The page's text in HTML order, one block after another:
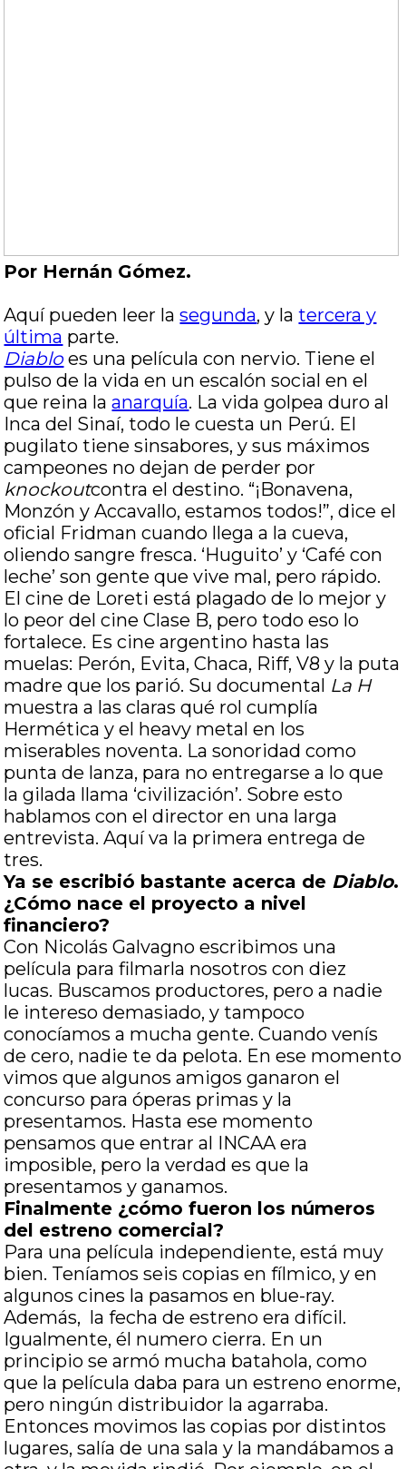
Por Hernán Gómez.
Aquí pueden leer lasegunda, y latercera y
última parte.
Diabloes una película con nervio. Tiene el
pulso de la vida en un escalón social en el
que reina laanarquía. La vida golpea duro al
Inca del Sinaí, todo le cuesta un Perú. El
pugilato tiene sinsabores, y sus máximos
campeones no dejan de perder por
knockoutcontra el destino. “¡Bonavena,
Monzón y Accavallo, estamos todos!”, dice el
oficial Fridman cuando llega a la cueva,
oliendo sangre fresca. ‘Huguito’ y ‘Café con
leche’ son gente que vive mal, pero rápido.
El cine de Loreti está plagado de lo mejor y
lo peor del cine Clase B, pero todo eso lo
fortalece. Es cine argentino hasta las
muelas: Perón, Evita, Chaca, Riff, V8 y la puta
madre que los parió. Su documental La H
muestra a las claras qué rol cumplía
Hermética y el heavy metal en los
miserables noventa. La sonoridad como
punta de lanza, para no entregarse a lo que
la gilada llama ‘civilización’. Sobre esto
hablamos con el director en una larga
entrevista. Aquí va la primera entrega de
tres.
Ya se escribió bastante acerca de Diablo.
¿Cómo nace el proyecto a nivel
financiero?
Con Nicolás Galvagno escribimos una
película para filmarla nosotros con diez
lucas. Buscamos productores, pero a nadie
le intereso demasiado, y tampoco
conocíamos a mucha gente. Cuando venís
de cero, nadie te da pelota. En ese momento
vimos que algunos amigos ganaron el
concurso para óperas primas y la
presentamos. Hasta ese momento
pensamos que entrar al INCAA era
imposible, pero la verdad es que la
presentamos y ganamos.
Finalmente ¿cómo fueron los números
del estreno comercial?
Para una película independiente, está muy
bien. Teníamos seis copias en fílmico, y en
algunos cines la pasamos en blue-ray.
Además, la fecha de estreno era difícil.
Igualmente, él numero cierra. En un
principio se armó mucha batahola, como
que la película daba para un estreno enorme,
pero ningún distribuidor la agarraba.
Entonces movimos las copias por distintos
lugares, salía de una sala y la mandábamos a